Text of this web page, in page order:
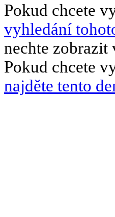
Pokud chcete
vyhledání
nechte zobrazit
Pokud chcete
najděte tento